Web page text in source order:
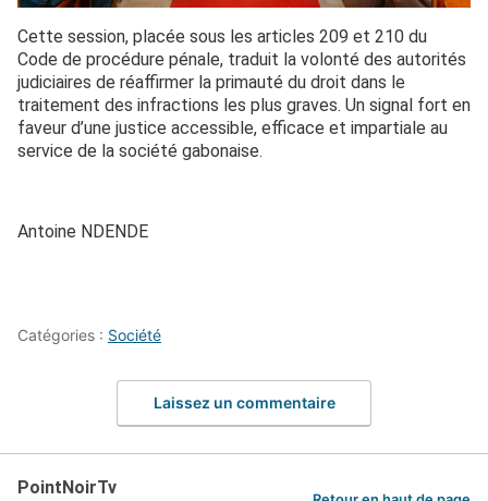
Cette session, placée sous les articles 209 et 210 du
Code de procédure pénale, traduit la volonté des autorités
judiciaires de réaffirmer la primauté du droit dans le
traitement des infractions les plus graves. Un signal fort en
faveur d’une justice accessible, efficace et impartiale au
service de la société gabonaise.
Antoine NDENDE
Catégories : Société
Laissez un commentaire
PointNoirTv